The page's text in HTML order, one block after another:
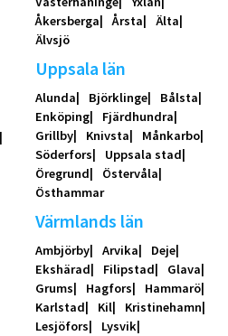
Åkersberga
Årsta
Älta
Älvsjö
Uppsala län
Alunda Björklinge
Bålsta
Enköping
Fjärdhundra
Grillby
Knivsta
Månkarbo
Söderfors
Uppsala stad
Öregrund
Östervåla
Östhammar
Värmlands län
Ambjörby Arvika
Deje
Ekshärad
Filipstad
Glava
Grums
Hagfors
Hammarö
Karlstad
Kil
Kristinehamn
Lesjöfors
Lysvik